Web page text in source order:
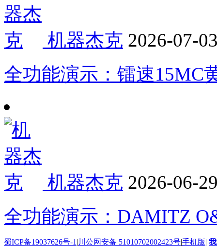
机器杰克 2026-07-
全功能演示：镭速15MC
机器杰克 2026-06-
全功能演示：DAMITZ
蜀ICP备19037626号-1 | 川公网安备 51010702002423号|手机版|